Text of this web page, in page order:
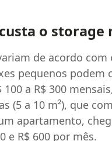
o storage
de acordo
pequenos podem
100 a R$ 300
(5 a 10 m²), que
apartamento,
e R$ 600 por mês.